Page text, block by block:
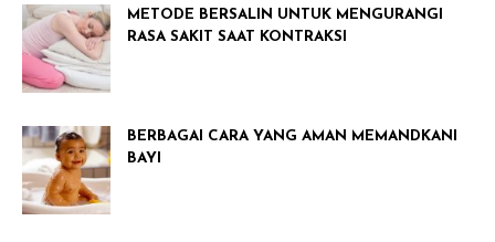
METODE BERSALIN UNTUK MENGURANGI
RASA SAKIT SAAT KONTRAKSI
BERBAGAI CARA YANG AMAN MEMANDKANI
BAYI